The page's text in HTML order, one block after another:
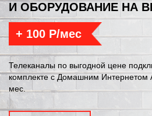
И ОБОРУДОВАНИЕ НА
+ 100 Р/мес
Телеканалы по выгодной цене
комплекте с Домашним
мес.